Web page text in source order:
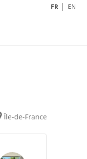
FR EN
Île-de-France